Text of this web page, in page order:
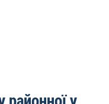
районної у